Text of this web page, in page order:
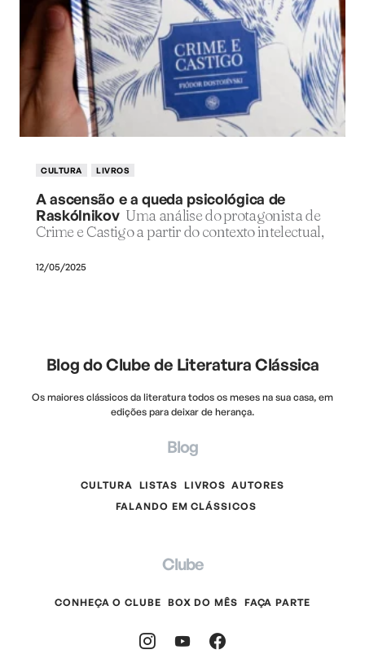
CULTURA LIVROS
A ascensão e a queda psicológica de
Raskólnikov Uma análise do protagonista de
Crime e Castigo a partir do contexto intelectual,
12/05/2025
Blog do Clube de Literatura Clássica
Os maiores clássicos da literatura todos os meses na sua casa, em
edições para deixar de herança.
Blog
CULTURA LISTAS LIVROS AUTORES
FALANDO EM CLÁSSICOS
Clube
CONHEÇA O CLUBE BOX DO MÊS FAÇA PARTE